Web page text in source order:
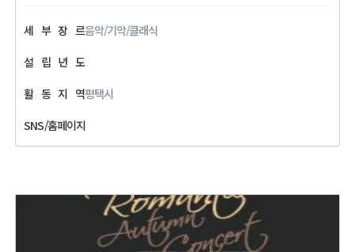
세 부 장 르음악/기악/클래식
설 립 년 도
활 동 지 역평택시
SNS/홈페이지